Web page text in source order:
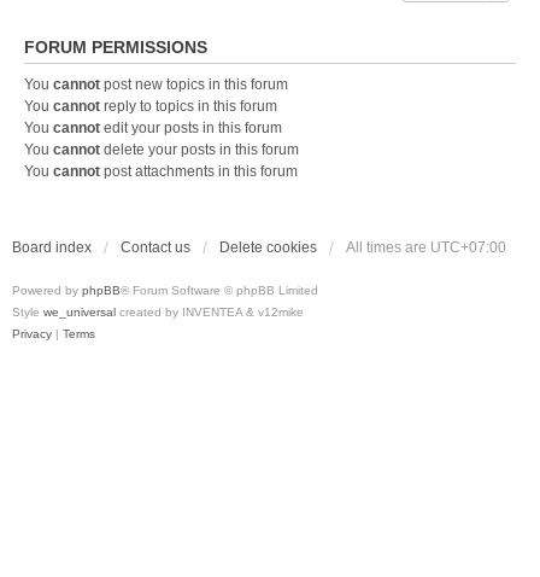
FORUM PERMISSIONS
You cannot post new topics in this forum
You cannot reply to topics in this forum
You cannot edit your posts in this forum
You cannot delete your posts in this forum
You cannot post attachments in this forum
Board index Contact us Delete cookies All times are UTC+07:00
Powered by phpBB® Forum Software © phpBB Limited
Style we_universal created by INVENTEA & v12mike
Privacy | Terms